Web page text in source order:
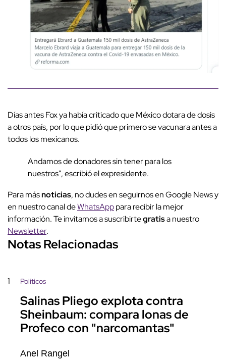
Días antes Fox ya había criticado que México dotara de dosis
a otros país, por lo que pidió que primero se vacunara antes a
todos los mexicanos.
Andamos de donadores sin tener para los
nuestros", escribió el expresidente.
Para másnoticias, no dudes en seguirnos en Google News y
en nuestro canal deWhatsApppara recibir la mejor
información. Te invitamos a suscribirtegratisa nuestro
Newsletter.
Notas Relacionadas
1 Políticos
Salinas Pliego explota contra
Sheinbaum: compara lonas de
Profeco con "narcomantas"
Anel Rangel